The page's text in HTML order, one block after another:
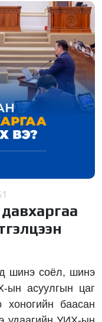
шинэ соёл, шинэ
ын асуулгын цаг
хоногийн баасан